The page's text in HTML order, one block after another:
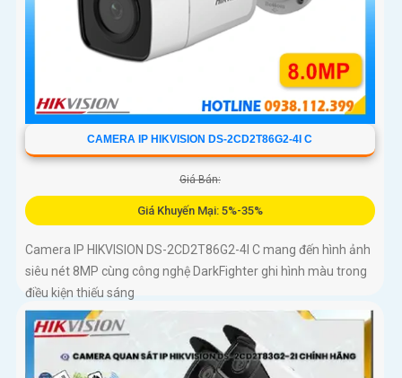
CAMERA IP HIKVISION DS-2CD2T86G2-4I C
Giá Bán:
Giá Khuyến Mại: 5%-35%
Camera IP HIKVISION DS-2CD2T86G2-4I C mang đến hình ảnh
siêu nét 8MP cùng công nghệ DarkFighter ghi hình màu trong
điều kiện thiếu sáng